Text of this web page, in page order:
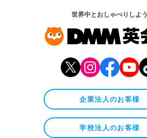
世界中とおしゃべりしよう
企業法人のお客様
学校法人のお客様